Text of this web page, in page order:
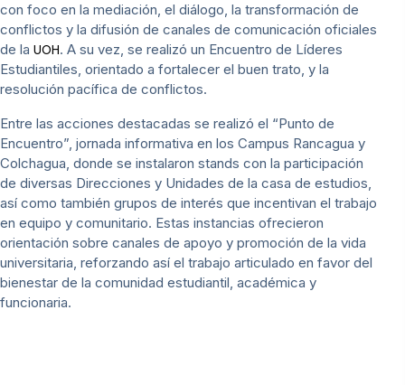
con foco en la mediación, el diálogo, la transformación de
conflictos y la difusión de canales de comunicación oficiales
de la UOH. A su vez, se realizó un Encuentro de Líderes
Estudiantiles, orientado a fortalecer el buen trato, y la
resolución pacífica de conflictos.
Entre las acciones destacadas se realizó el “Punto de
Encuentro”, jornada informativa en los Campus Rancagua y
Colchagua, donde se instalaron stands con la participación
de diversas Direcciones y Unidades de la casa de estudios,
así como también grupos de interés que incentivan el trabajo
en equipo y comunitario. Estas instancias ofrecieron
orientación sobre canales de apoyo y promoción de la vida
universitaria, reforzando así el trabajo articulado en favor del
bienestar de la comunidad estudiantil, académica y
funcionaria.